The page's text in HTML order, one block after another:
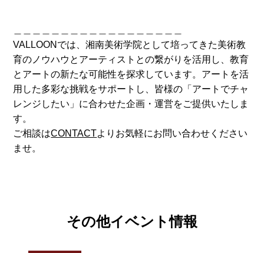
VALLOONでは、湘南美術学院として培ってきた美術教
育のノウハウとアーティストとの繋がりを活用し、教育
とアートの新たな可能性を探求しています。アートを活
用した多彩な挑戦をサポートし、皆様の「アートでチャ
レンジしたい」に合わせた企画・運営をご提供いたしま
す。
ご相談はCONTACTよりお気軽にお問い合わせください
ませ。
その他イベント情報